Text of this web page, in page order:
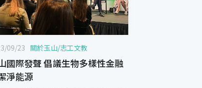
09/23 關於玉山/志工文教
國際發聲 倡議生物多樣性金融
淨能源